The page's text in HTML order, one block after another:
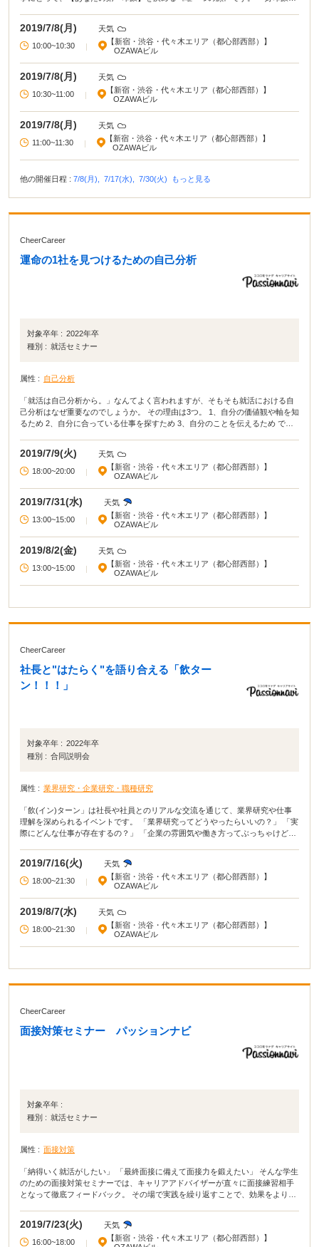
です。 もちろん写真館で撮影も良い写真になります！ しかし、それだけでは見
落としがちな条件があります。 この撮影会では、「年間15,000人の就活生の支
援」を行うアイ・パッションが、通常1万円以上かかる履歴書写真を、なんと無
2019/7/8(月)
天気
10:00~10:30
|
【新宿・渋谷・代々木エリア（都心部西部）】
OZAWAビル
2019/7/8(月)
天気
10:30~11:00
|
【新宿・渋谷・代々木エリア（都心部西部）】
OZAWAビル
2019/7/8(月)
天気
11:00~11:30
|
【新宿・渋谷・代々木エリア（都心部西部）】
OZAWAビル
他の開催日程 : 7/8(月), 7/17(水), 7/30(火) もっと見る
CheerCareer
運命の1社を見つけるための自己分析
対象卒年 : 2022年卒
種別 : 就活セミナー
属性 : 自己分析
「就活は自己分析から。」なんてよく言われますが、そもそも就活における自
己分析はなぜ重要なのでしょうか。 その理由は3つ。 1、自分の価値観や軸を知
るため 2、自分に合っている仕事を探すため 3、自分のことを伝えるため で
か？」 「将来どうなりたいか？」 「なぜ〇〇業界でなくてはいけないのか？」
”上辺”で答えるのではなく、”真のあなたらしさ”を出すためには、自己分析は欠
めに就活をするのか」を明確にするためのセミナーです。
2019/7/9(火)
天気
18:00~20:00
|
【新宿・渋谷・代々木エリア（都心部西部）】
OZAWAビル
2019/7/31(水)
天気
13:00~15:00
|
【新宿・渋谷・代々木エリア（都心部西部）】
OZAWAビル
2019/8/2(金)
天気
13:00~15:00
|
【新宿・渋谷・代々木エリア（都心部西部）】
OZAWAビル
CheerCareer
社長と"はたらく"を語り合える「飲ター
ン！！！」
対象卒年 : 2022年卒
種別 : 合同説明会
属性 : 業界研究・企業研究・職種研究
「飲(イン)ターン」は社長や社員とのリアルな交流を通じて、業界研究や仕事
理解を深められるイベントです。 「業界研究ってどうやったらいいの？」 「実
際にどんな仕事が存在するの？」 「企業の雰囲気や働き方ってぶっちゃけどう
は、社長や社員がホンネで語ってくれるので、業界や職種にかかわらず、より
多くの社会人からリアル情報を入手できます！ ぜひ相互理解を深め、あなたの
就活の軸を決めるヒントにしてください。 今回記念すべき第一回はパッション
イ・パッションの経営陣や社員たちがベンチャー企業にまつわるあらゆる実態
に迫ります。
2019/7/16(火)
天気
18:00~21:30
|
【新宿・渋谷・代々木エリア（都心部西部）】
OZAWAビル
2019/8/7(水)
天気
18:00~21:30
|
【新宿・渋谷・代々木エリア（都心部西部）】
OZAWAビル
CheerCareer
面接対策セミナー パッションナビ
対象卒年 :
種別 : 就活セミナー
属性 : 面接対策
「納得いく就活がしたい」 「最終面接に備えて面接力を鍛えたい」 そんな学生
のための面接対策セミナーでは、キャリアアドバイザーが直々に面接練習相手
となって徹底フィードバック。 その場で実践を繰り返すことで、効果をより実
ーしていただきます。 ②面接練習 面接の基礎を理解したら、あとは実践を繰り
返すのみ。 学生3〜4名1グループとなり、複数のキャリアコンサルタントに対
2019/7/23(火)
天気
16:00~18:00
|
【新宿・渋谷・代々木エリア（都心部西部）】